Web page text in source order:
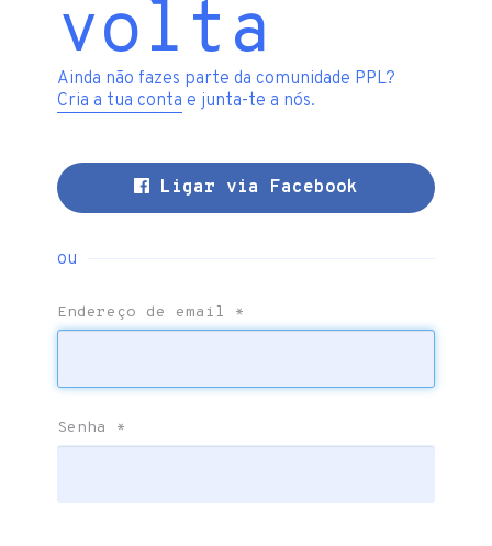
volta
Ainda não fazes parte da comunidade PPL?
Cria a tua conta e junta-te a nós.
Ligar via Facebook
ou
Endereço de email *
Senha *